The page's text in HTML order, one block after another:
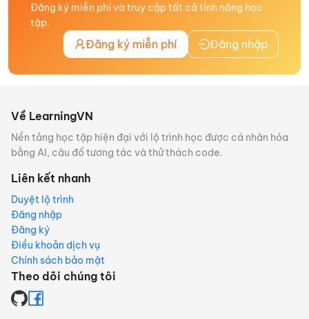
Đăng ký miễn phí và truy cập tất cả tính năng học
tập.
Đăng ký miễn phí Đăng nhập
Về LearningVN
Nền tảng học tập hiện đại với lộ trình học được cá nhân hóa
bằng AI, câu đố tương tác và thử thách code.
Liên kết nhanh
Duyệt lộ trình
Đăng nhập
Đăng ký
Điều khoản dịch vụ
Chính sách bảo mật
Theo dõi chúng tôi